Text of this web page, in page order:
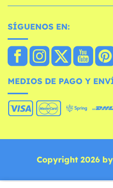
SÍGUENOS EN:
MEDIOS DE PAGO Y
Copyright 2026